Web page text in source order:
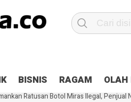
BISNIS RAGAM
2×24 jam di Kota Jayapura
Terbakar
Hibah Pilkada
Ratusan Botol Miras Ilegal, Penjual